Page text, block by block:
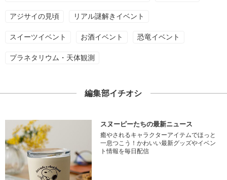
アジサイの見頃 リアル謎解きイベント
スイーツイベント お酒イベント 恐竜イベント
プラネタリウム・天体観測
編集部イチオシ
スヌーピーたちの最新ニュース
癒やされるキャラクターアイテムでほっと
一息つこう！かわいい最新グッズやイベン
ト情報を毎日配信